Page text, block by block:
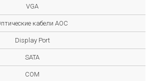
VGA
кабели AOC
Display Port
SATA
COM